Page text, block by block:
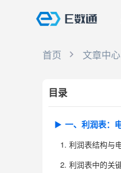
首页 文章中心
目录